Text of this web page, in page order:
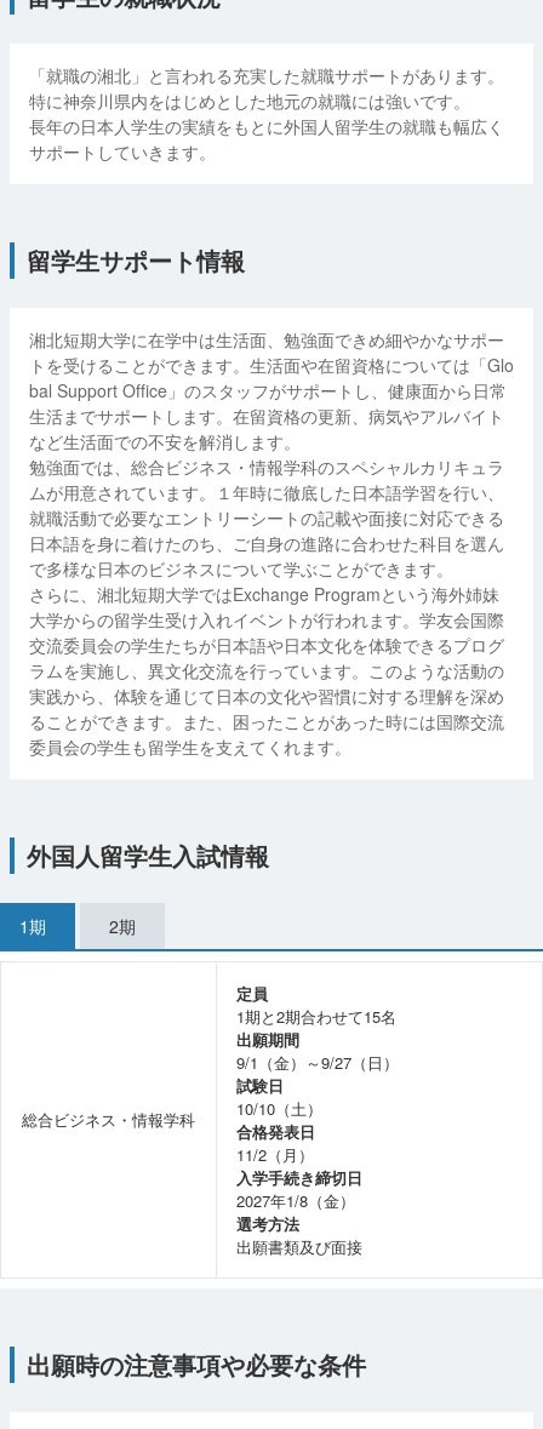
「就職の湘北」と言われる充実した就職サポートがあります。
特に神奈川県内をはじめとした地元の就職には強いです。
長年の日本人学生の実績をもとに外国人留学生の就職も幅広く
サポートしていきます。
留学生サポート情報
湘北短期大学に在学中は生活面、勉強面できめ細やかなサポー
トを受けることができます。生活面や在留資格については「Glo
bal Support Office」のスタッフがサポートし、健康面から日常
生活までサポートします。在留資格の更新、病気やアルバイト
など生活面での不安を解消します。
勉強面では、総合ビジネス・情報学科のスペシャルカリキュラ
ムが用意されています。１年時に徹底した日本語学習を行い、
就職活動で必要なエントリーシートの記載や面接に対応できる
日本語を身に着けたのち、ご自身の進路に合わせた科目を選ん
で多様な日本のビジネスについて学ぶことができます。
さらに、湘北短期大学ではExchange Programという海外姉妹
大学からの留学生受け入れイベントが行われます。学友会国際
交流委員会の学生たちが日本語や日本文化を体験できるプログ
ラムを実施し、異文化交流を行っています。このような活動の
実践から、体験を通じて日本の文化や習慣に対する理解を深め
ることができます。また、困ったことがあった時には国際交流
委員会の学生も留学生を支えてくれます。
外国人留学生入試情報
1期 2期
総合ビジネス・情報学科
定員
1期と2期合わせて15名
出願期間
9/1（金）～9/27（日）
試験日
10/10（土）
合格発表日
11/2（月）
入学手続き締切日
2027年1/8（金）
選考方法
出願書類及び面接
出願時の注意事項や必要な条件